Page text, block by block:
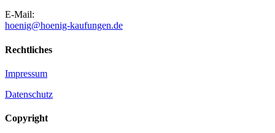
E-Mail:
hoenig@hoenig-kaufungen.de
Rechtliches
Impressum
Datenschutz
Copyright